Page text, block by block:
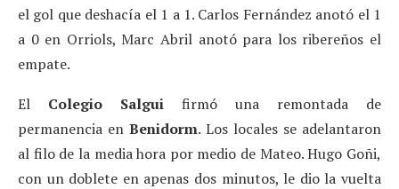
el gol que deshacía el 1 a 1. Carlos Fernández anotó el 1
a 0 en Orriols, Marc Abril anotó para los ribereños el
empate.
El Colegio Salgui firmó una remontada de
permanencia en Benidorm. Los locales se adelantaron
al filo de la media hora por medio de Mateo. Hugo Goñi,
con un doblete en apenas dos minutos, le dio la vuelta